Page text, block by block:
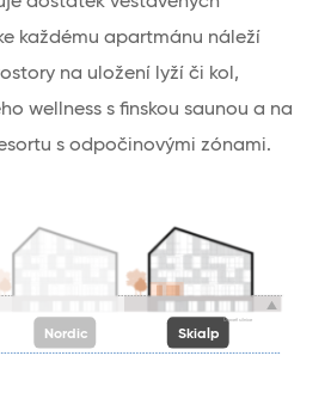
každému apartmánu náleží
na uložení lyží či kol,
wellness s finskou saunou a na
s odpočinovými zónami.
Nordic Skialp
Úroveň silnice